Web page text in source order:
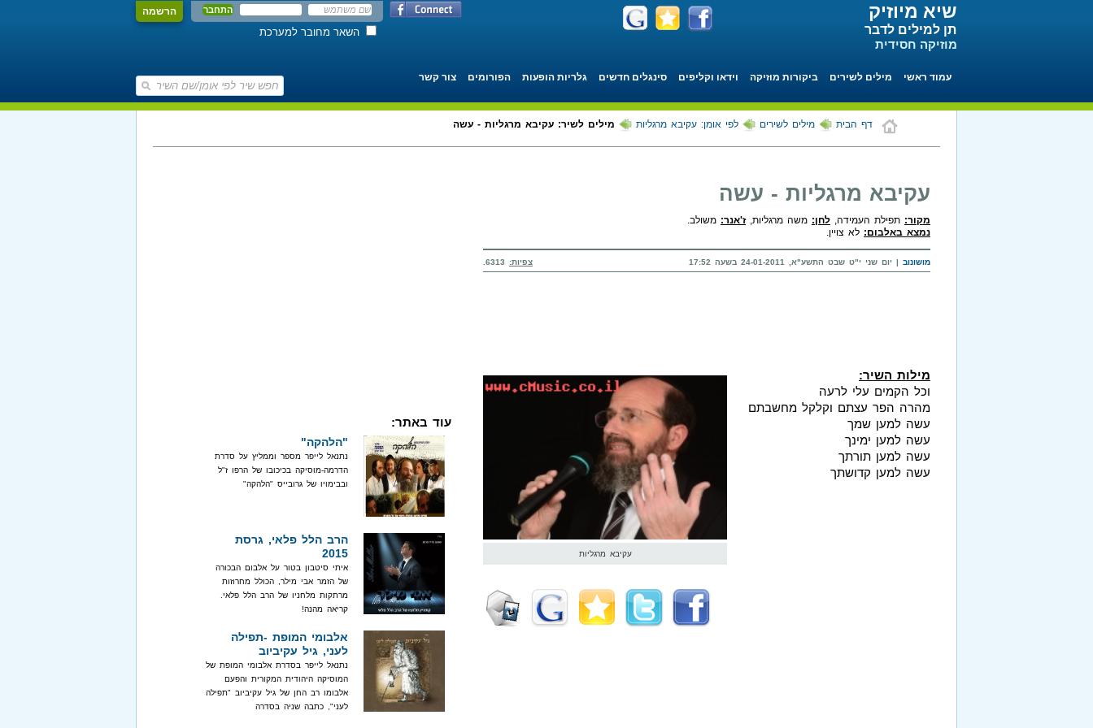
הרשמה
השאר מחובר למערכת
שיא מיוזיק
תן למילים לדבר
מוזיקה חסידית
עמוד ראשי מילים לשירים ביקורות מוזיקה וידאו וקליפים סינגלים חדשים גלריות הופעות הפורומים צור קשר
דף הבית מילים לשירים לפי אומן: עקיבא מרגליות מילים לשיר: עקיבא מרגליות - עשה
עקיבא מרגליות - עשה
מקור: תפילת העמידה, לחן: משה מרגליות,ז'אנר: משולב.
נמצא באלבום: לא צויין.
מושונוב | יום שני י"ט שבט התשע"א, 24-01-2011 בשעה 17:52 צפיות:
עקיבא מרגליות
מילות השיר:
וכל הקמים עלי לרעה
מהרה הפר עצתם וקלקל מחשבתם
עשה למען שמך
עשה למען ימינך
עשה למען תורתך
עשה למען קדושתך
עוד באתר:
"הלהקה"
נתנאל לייפר מספר וממליץ על סדרת
הדרמה-מוסיקה בכיכובו של הרפו ז"ל
ובבימויו של גרובייס "הלהקה"
הרב הלל פלאי, גרסת
2015
איתי סיטבון בטור על אלבום הבכורה
של הזמר אבי מילר, הכולל מחרוזות
מרתקות מלחניו של הרב הלל פלאי.
קריאה מהנה!
אלבומי המופת -תפילה
לעני, גיל עקיביוב
נתנאל לייפר בסדרת אלבומי המופת של
המוסיקה היהודית המקורית והפעם
אלבומו רב החן של גיל עקיביוב "תפילה
לעני", כתבה שניה בסדרה